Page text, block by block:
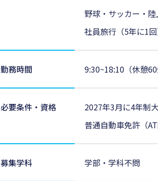
野球・サッカー・
社員旅行（5年に1
勤務時間 9:30~18:10（休憩60
必要条件・資格
2027年3月に4年制
普通自動車免許（AT
募集学科 学部・学科不問